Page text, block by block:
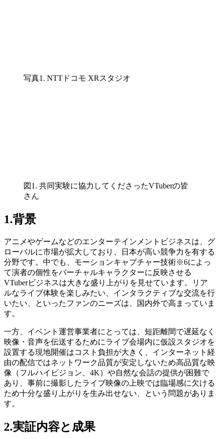
写真1. NTTドコモ XRスタジオ
図1. 共同実験に協力してくださったVTuberの皆
さん
1.背景
アニメやゲームなどのエンターテインメントビジネスは、グ
ローバルに市場が拡大しており、日本が高い競争力を有する
分野です。中でも、モーションキャプチャー技術※6によっ
て演者の個性をバーチャルキャラクターに反映させる
VTuberビジネスは大きな盛り上がりを見せています。リア
ルなライブ体験を楽しみたい、インタラクティブな交流を行
いたい、といったファンのニーズは、国内外で高まっていま
す。
一方、イベント運営事業者にとっては、短距離間で遅延なく
映像・音声を伝送するためにライブ会場内に仮設スタジオを
設置する現地開催はコスト負担が大きく、インターネット経
由の配信ではネットワーク品質が安定しないため高品質な映
像（フルハイビジョン、4K）や自然な会話の提供が困難で
あり、事前に撮影したライブ映像の上映では臨場感に欠ける
ため十分な盛り上がりを生み出せない、という問題がありま
す。
2.実証内容と成果